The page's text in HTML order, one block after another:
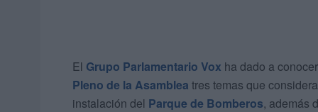
El Grupo Parlamentario Vox ha dado a
Pleno de la Asamblea tres temas que
instalación del Parque de Bomberos, además